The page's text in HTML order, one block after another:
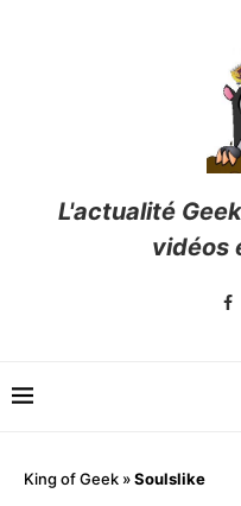
L'actualité
vidéos
King of Geek »Soulslike